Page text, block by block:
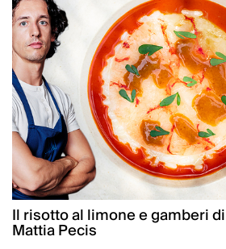
Il risotto al limone e gamberi
Mattia Pecis